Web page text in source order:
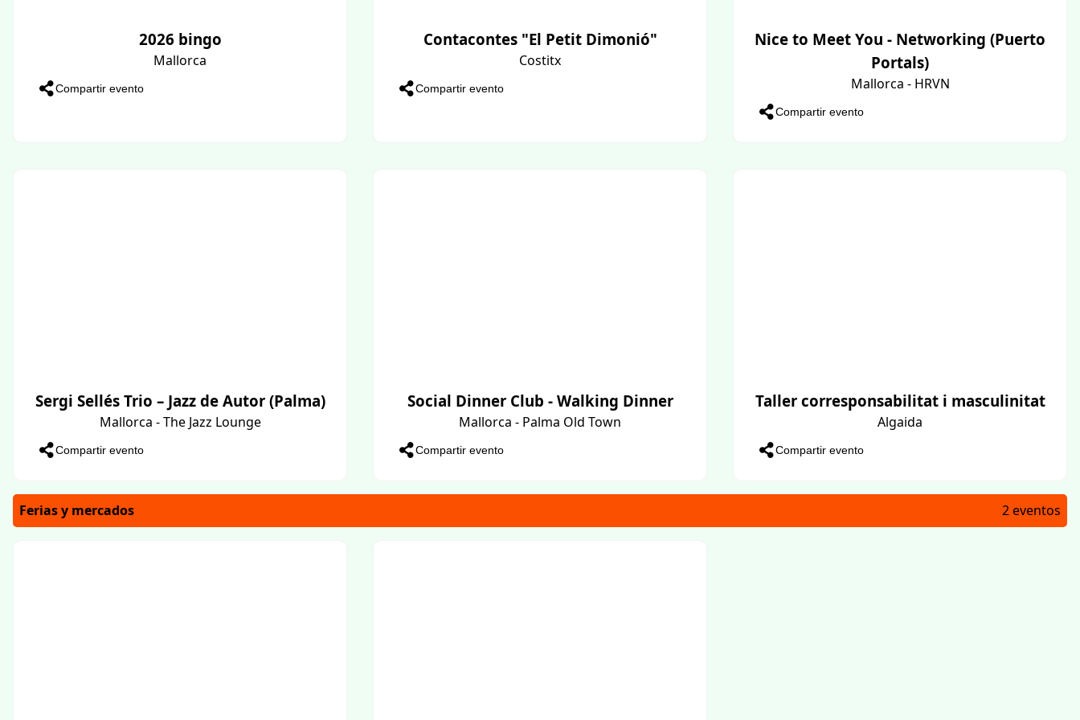
2026 bingo
Mallorca
Compartir evento
Contacontes "El Petit Dimonió"
Costitx
Compartir evento
Nice to Meet You - Networking (Puerto
Portals)
Mallorca - HRVN
Compartir evento
Sergi Sellés Trio – Jazz de Autor (Palma)
Mallorca - The Jazz Lounge
Compartir evento
Social Dinner Club - Walking Dinner
Mallorca - Palma Old Town
Compartir evento
Taller corresponsabilitat i masculinitat
Algaida
Compartir evento
Ferias y mercados 2 eventos